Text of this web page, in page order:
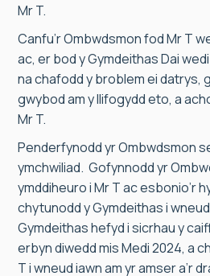
Mr T.
Canfu’r Ombwdsmon fod Mr T
ac, er bod y Gymdeithas Dai
na chafodd y broblem ei datrys,
gwybod am y llifogydd eto, a
Mr T.
Penderfynodd yr Ombwdsmon
ymchwiliad. Gofynnodd yr
ymddiheuro i Mr T ac esbonio’r
chytunodd y Gymdeithas i
Gymdeithas hefyd i sicrhau y
erbyn diwedd mis Medi 2024, a
T i wneud iawn am yr amser a’r